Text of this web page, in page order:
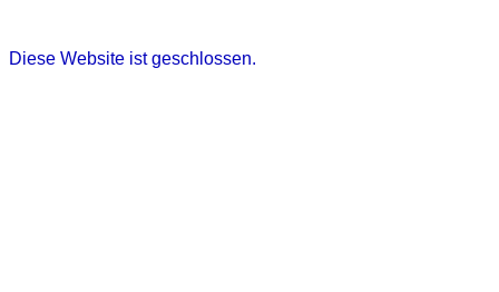
Diese Website ist geschlossen.